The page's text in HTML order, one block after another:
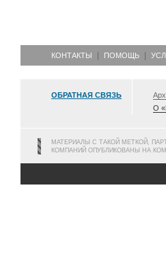
КОНТАКТЫ ПОМОЩЬ
ОБРАТНАЯ СВЯЗЬ
О
МАТЕРИАЛЫ С ТАКОЙ МЕТКОЙ,
КОМПАНИЙ ОПУБЛИКОВАНЫ НА